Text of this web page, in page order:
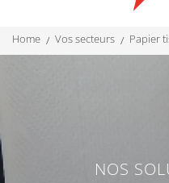
home vos secteurs papier
NOS